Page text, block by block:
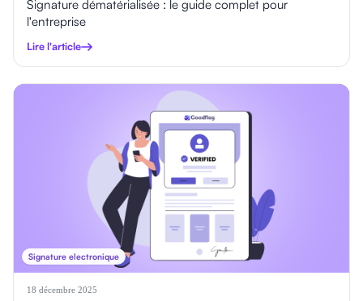
Signature dématérialisée : le guide complet pour
l'entreprise
Lire l'article
Signature electronique
18 décembre 2025